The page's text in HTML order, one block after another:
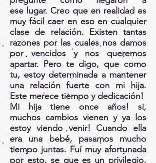
ese lugar. Creo que en realidad es
muy fácil caer en eso en cualquier
clase de relación. Existen tantas
razones por las cuales nos damos
por vencidos y nos queremos
apartar. Pero te digo, que como
tu, estoy determinada a mantener
una relación fuerte con mi hija.
Este merece tiempo y dedicación!
Mi hija tiene once años! si,
muchos cambios vienen y ya los
estoy viendo venir! Cuando ella
era una bebé, pasamos mucho
tiempo juntas. Fuí muy afortunada
por esto, se que es un privilegio.